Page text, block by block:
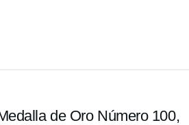
de Oro Número 100,